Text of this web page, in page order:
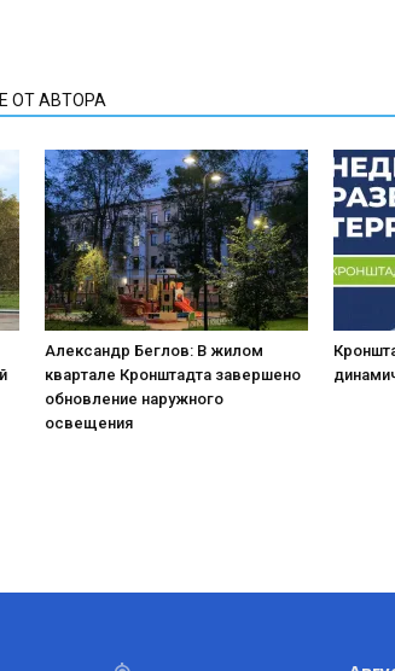
ОТ АВТОРА
Александр Беглов: В жилом
квартале Кронштадта завершено
обновление наружного
освещения